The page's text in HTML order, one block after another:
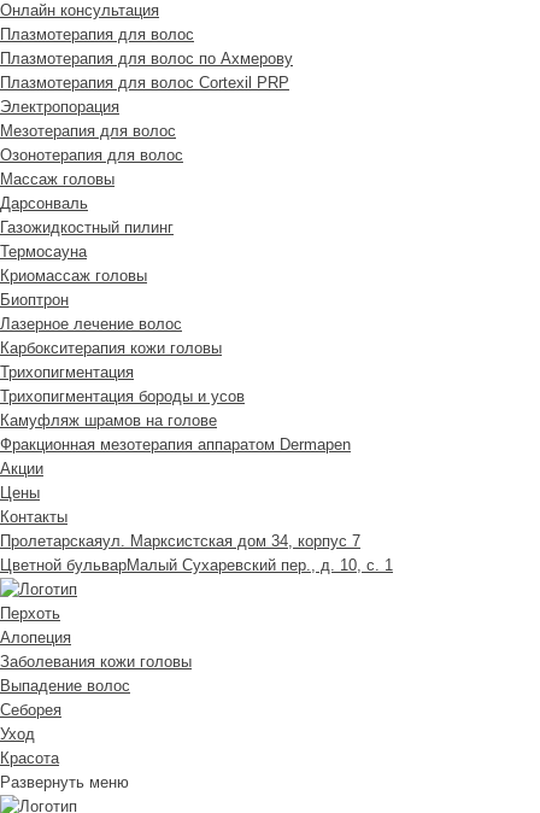
Онлайн консультация
Плазмотерапия для волос
Плазмотерапия для волос по Ахмерову
Плазмотерапия для волос Cortexil PRP
Электропорация
Мезотерапия для волос
Озонотерапия для волос
Массаж головы
Дарсонваль
Газожидкостный пилинг
Термосауна
Криомассаж головы
Биоптрон
Лазерное лечение волос
Карбокситерапия кожи головы
Трихопигментация
Трихопигментация бороды и усов
Камуфляж шрамов на голове
Фракционная мезотерапия аппаратом Dermapen
Акции
Цены
Контакты
Пролетарскаяул. Марксистская дом 34, корпус 7
Цветной бульварМалый Сухаревский пер., д. 10, с. 1
Перхоть
Алопеция
Заболевания кожи головы
Выпадение волос
Cеборея
Уход
Красота
Развернуть меню